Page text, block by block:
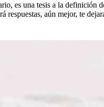
es una tesis a la definición
aún mejor, te